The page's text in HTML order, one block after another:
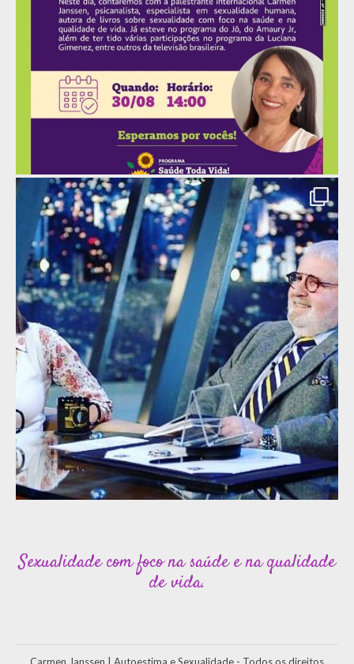
Sexualidade com foco na saúde e na qualidade
de vida.